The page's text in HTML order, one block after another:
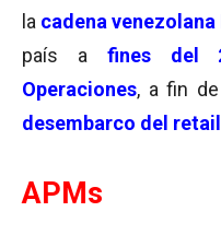
la cadena
país a fines del
Operaciones, a fin
desembarco del
APMs